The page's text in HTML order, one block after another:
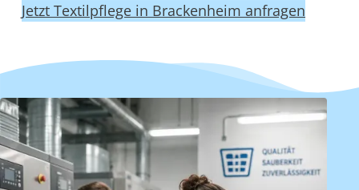
Jetzt Textilpflege in Brackenheim anfragen